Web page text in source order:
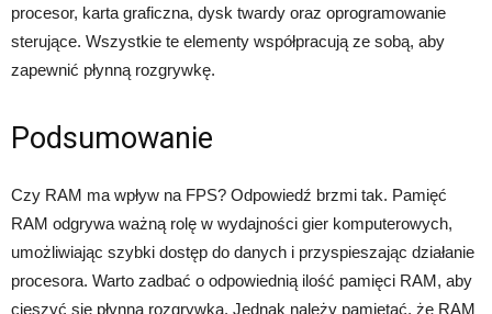
procesor, karta graficzna, dysk twardy oraz oprogramowanie
sterujące. Wszystkie te elementy współpracują ze sobą, aby
zapewnić płynną rozgrywkę.
Podsumowanie
Czy RAM ma wpływ na FPS? Odpowiedź brzmi tak. Pamięć
RAM odgrywa ważną rolę w wydajności gier komputerowych,
umożliwiając szybki dostęp do danych i przyspieszając działanie
procesora. Warto zadbać o odpowiednią ilość pamięci RAM, aby
cieszyć się płynną rozgrywką. Jednak należy pamiętać, że RAM